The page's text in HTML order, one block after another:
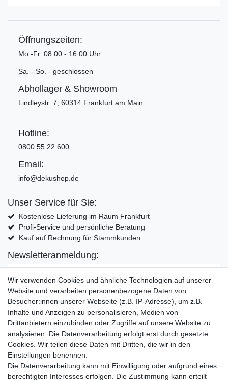
Öffnungszeiten:
Mo.-Fr. 08:00 - 16:00 Uhr
Sa. - So. - geschlossen
Abhollager & Showroom
Lindleystr. 7, 60314 Frankfurt am Main
Hotline:
0800 55 22 600
Email:
info@dekushop.de
Unser Service für Sie:
Kostenlose Lieferung im Raum Frankfurt
Profi-Service und persönliche Beratung
Kauf auf Rechnung für Stammkunden
Newsletteranmeldung:
E-MAIL **
Hiermit bestätige ich, dass ich die Daten­schutz­erklärung
Einwilligung kann ich jederzeit widerrufen.**
Abonnieren
** Hierbei handelt es sich um ein Pflichtfeld.
Widerrufs­recht Widerrufs­formular Impressum
Wir verwenden Cookies und ähnliche Technologien auf unserer
Website und verarbeiten personenbezogene Daten von
Besucher:innen unserer Webseite (z.B. IP-Adresse), um z.B.
Inhalte und Anzeigen zu personalisieren, Medien von
Drittanbietern einzubinden oder Zugriffe auf unsere Website zu
analysieren. Die Datenverarbeitung erfolgt erst durch gesetzte
Cookies. Wir teilen diese Daten mit Dritten, die wir in den
Einstellungen benennen.
Die Datenverarbeitung kann mit Einwilligung oder aufgrund eines
berechtigten Interesses erfolgen. Die Zustimmung kann erteilt